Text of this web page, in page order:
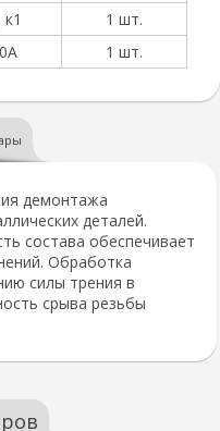
1 шт.
1 шт.
демонтажа
деталей.
состава обеспечивает
Обработка
силы трения в
срыва резьбы